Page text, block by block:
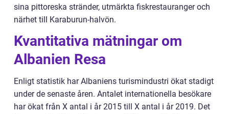
sina pittoreska stränder, utmärkta fiskrestauranger och
närhet till Karaburun-halvön.
Kvantitativa mätningar om
Albanien Resa
Enligt statistik har Albaniens turismindustri ökat stadigt
under de senaste åren. Antalet internationella besökare
har ökat från X antal i år 2015 till X antal i år 2019. Det